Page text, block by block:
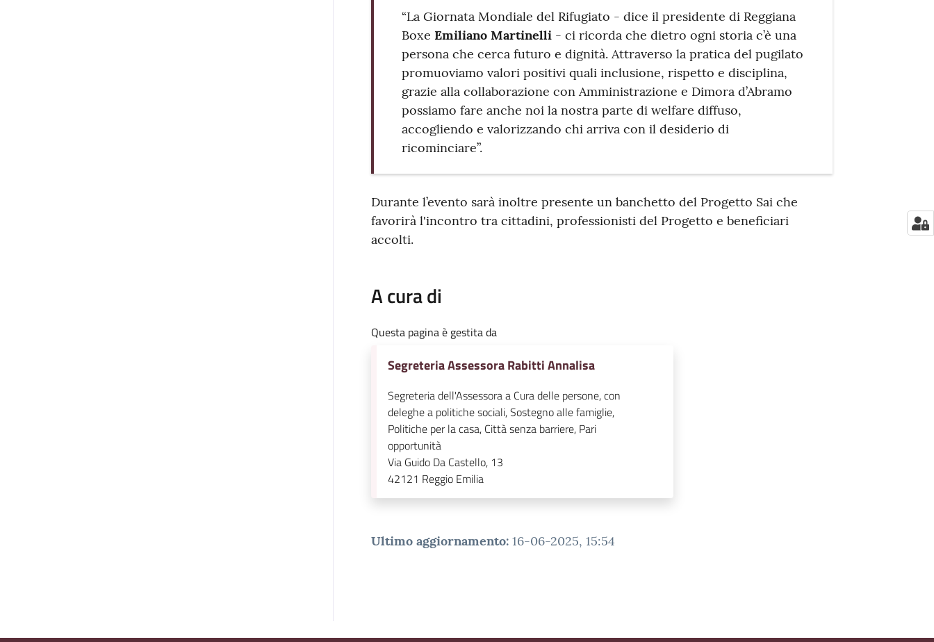
“La Giornata Mondiale del Rifugiato - dice il presidente di Reggiana
Boxe Emiliano Martinelli - ci ricorda che dietro ogni storia c’è una
persona che cerca futuro e dignità. Attraverso la pratica del pugilato
promuoviamo valori positivi quali inclusione, rispetto e disciplina,
grazie alla collaborazione con Amministrazione e Dimora d’Abramo
possiamo fare anche noi la nostra parte di welfare diffuso,
accogliendo e valorizzando chi arriva con il desiderio di
ricominciare”.
Durante l’evento sarà inoltre presente un banchetto del Progetto Sai che
favorirà l'incontro tra cittadini, professionisti del Progetto e beneficiari
accolti.
A cura di
Questa pagina è gestita da
Segreteria Assessora Rabitti Annalisa
Segreteria dell'Assessora a Cura delle persone, con
deleghe a politiche sociali, Sostegno alle famiglie,
Politiche per la casa, Città senza barriere, Pari
opportunità
Via Guido Da Castello, 13
42121 Reggio Emilia
Ultimo aggiornamento: 16-06-2025, 15:54